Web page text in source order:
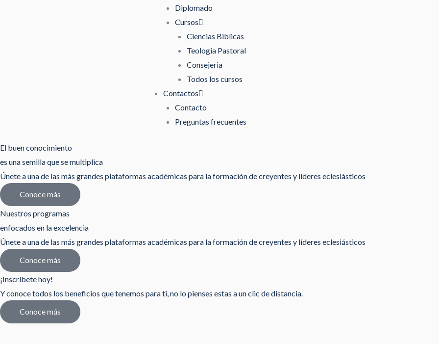
Diplomado
Cursos
Ciencias Biblicas
Teologia Pastoral
Consejeria
Todos los cursos
Contactos
Contacto
Preguntas frecuentes
El buen conocimiento
es una semilla que se multiplica
Únete a una de las más grandes plataformas académicas para la formación de creyentes y líderes eclesiásticos
Conoce más
Nuestros programas
enfocados en la excelencia
Únete a una de las más grandes plataformas académicas para la formación de creyentes y líderes eclesiásticos
Conoce más
¡Inscríbete hoy!
Y conoce todos los beneficios que tenemos para ti, no lo pienses estas a un clic de distancia.
Conoce más